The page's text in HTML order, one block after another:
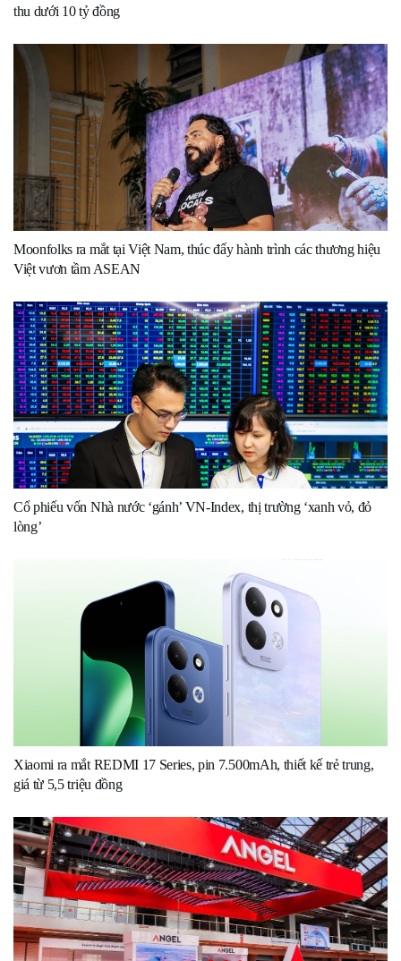
thu dưới 10 tỷ đồng
Moonfolks ra mắt tại Việt Nam, thúc đẩy hành trình các thương hiệu
Việt vươn tầm ASEAN
Cổ phiếu vốn Nhà nước ‘gánh’ VN-Index, thị trường ‘xanh vỏ, đỏ
lòng’
Xiaomi ra mắt REDMI 17 Series, pin 7.500mAh, thiết kế trẻ trung,
giá từ 5,5 triệu đồng